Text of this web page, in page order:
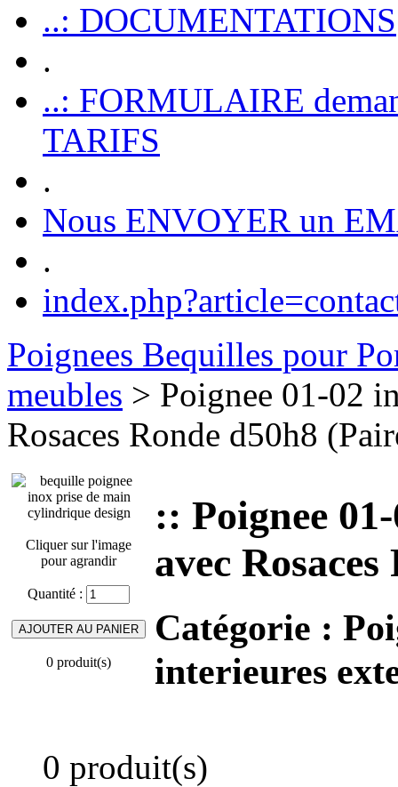
..: DOCUMENTATIONS
.
..: FORMULAIRE
TARIFS
.
Nous ENVOYER un
.
Poignees Bequilles pour
meubles > Poignee 01-02
Rosaces Ronde d50h8
Cliquer sur l'image
pour agrandir
Quantité :
0 produit(s)
:: Poignee
avec
Catégorie :
interieures
0 produit(s)